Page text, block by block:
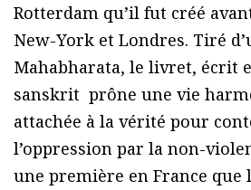
Rotterdam qu’il fut créé
New-York et Londres. Tiré
Mahabharata, le livret, écrit
sanskrit prône une vie
attachée à la vérité pour
l’oppression par la non-
une première en France que